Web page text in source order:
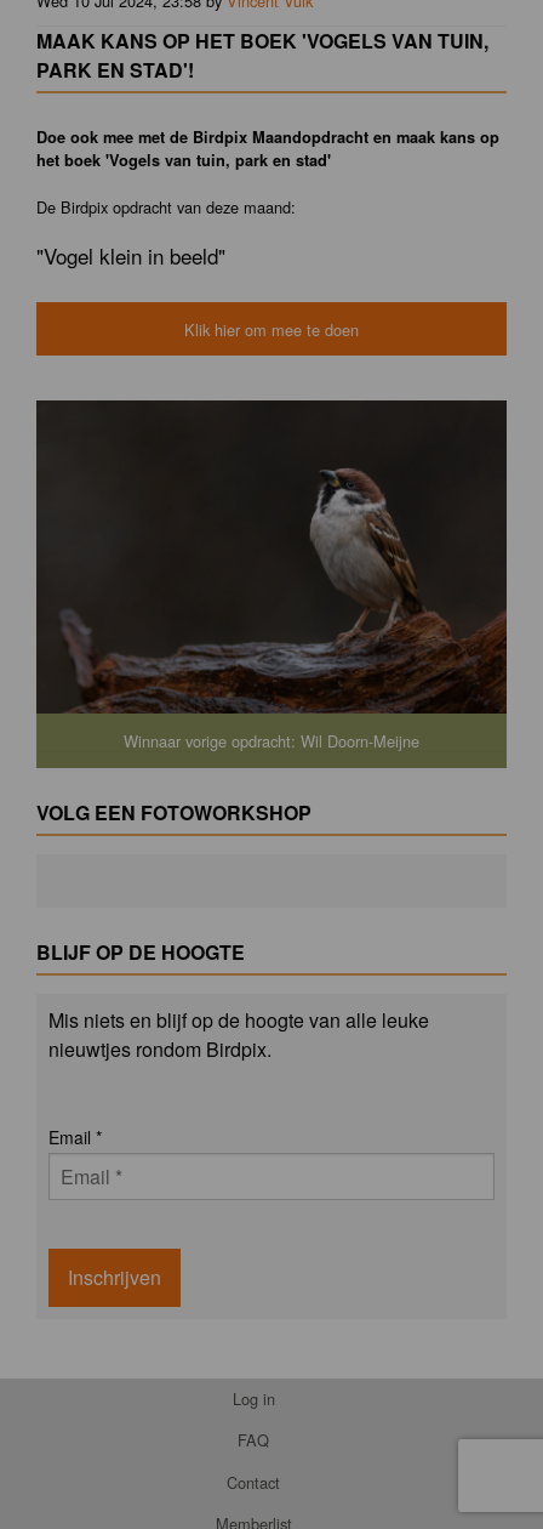
MAAK KANS OP HET BOEK 'VOGELS VAN TUIN,
PARK EN STAD'!
Doe ook mee met de Birdpix Maandopdracht en maak kans op
het boek 'Vogels van tuin, park en stad'
De Birdpix opdracht van deze maand:
"Vogel klein in beeld"
Klik hier om mee te doen
Winnaar vorige opdracht: Wil Doorn-Meijne
VOLG EEN FOTOWORKSHOP
BLIJF OP DE HOOGTE
Mis niets en blijf op de hoogte van alle leuke
nieuwtjes rondom Birdpix.
Email *
Inschrijven
Log in
FAQ
Contact
Memberlist